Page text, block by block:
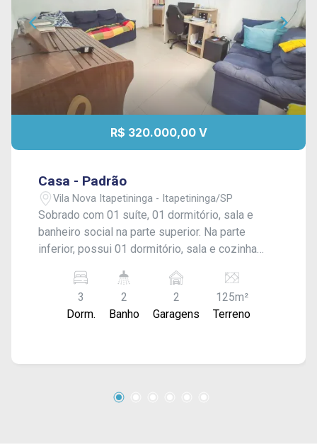
R$ 320.000,00 V
Casa - Padrão
Vila Nova Itapetininga - Itapetininga/SP
Sobrado com 01 suíte, 01 dormitório, sala e
banheiro social na parte superior. Na parte
inferior, possui 01 dormitório, sala e cozinha
para 02 veículos. Acabamento: piso frio, azulejo
3
Dorm.
2
Banho
2
Garagens
125m²
Terreno